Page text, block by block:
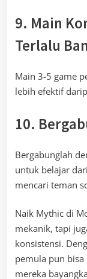
9. Main
Terlalu
Main 3-5 game
lebih efektif
10.
Bergabunglah
untuk belajar
mencari teman
Naik Mythic di
mekanik, tapi
konsistensi.
pemula pun
mereka